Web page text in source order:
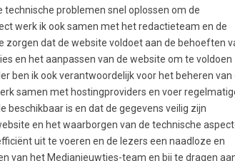
problemen snel oplossen om de
werk ik ook samen met het redactieteam en de
zorgen dat de website voldoet aan de behoeften
en het aanpassen van de website om te voldoen
ben ik ook verantwoordelijk voor het beheren van
samen met hostingproviders en voer
beschikbaar is en dat de gegevens veilig zijn
en het waarborgen van de technische
uit te voeren en de lezers een naadloze en
van het Medianieuwtjes-team en bij te dragen